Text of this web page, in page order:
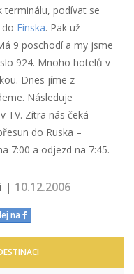
podívat se
Finska. Pak už
9 poschodí a my jsme
924. Mnoho hotelů v
Dnes jíme z
Následuje
TV. Zítra nás čeká
do Ruska –
7:00 a odjezd na 7:45.
| 10.12.2006
na